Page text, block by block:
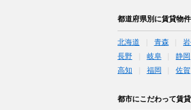
都道府県別に賃貸物
北海道 青森
長野
岐阜 静岡
高知
福岡 佐賀
都市にこだわって賃